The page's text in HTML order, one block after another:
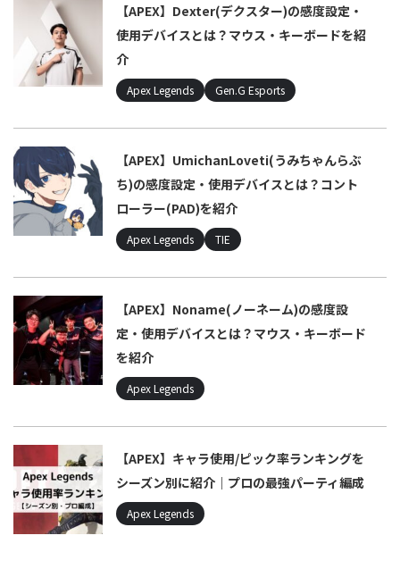
【APEX】Dexter(デクスター)の感度設定・
使用デバイスとは？マウス・キーボードを紹
介
Apex Legends Gen.G Esports
【APEX】UmichanLoveti(うみちゃんらぶ
ち)の感度設定・使用デバイスとは？コント
ローラー(PAD)を紹介
Apex Legends TIE
【APEX】Noname(ノーネーム)の感度設
定・使用デバイスとは？マウス・キーボード
を紹介
Apex Legends
【APEX】キャラ使用/ピック率ランキングを
シーズン別に紹介｜プロの最強パーティ編成
Apex Legends